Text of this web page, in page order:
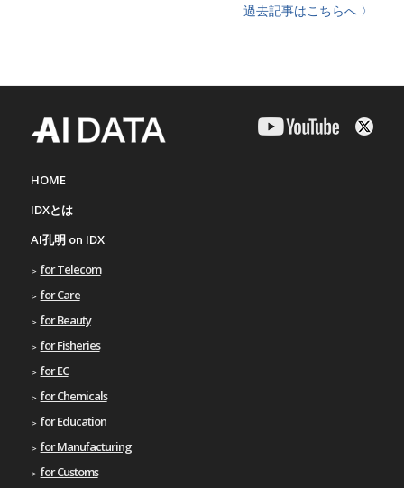
過去記事はこちらへ 〉
HOME
IDXとは
AI孔明 on IDX
for Telecom
for Care
for Beauty
for Fisheries
for EC
for Chemicals
for Education
for Manufacturing
for Customs